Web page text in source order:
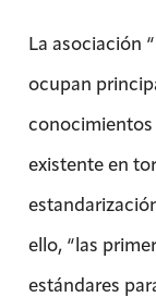
La asociación
ocupan
conocimientos
existente en
ello, “las
estándares